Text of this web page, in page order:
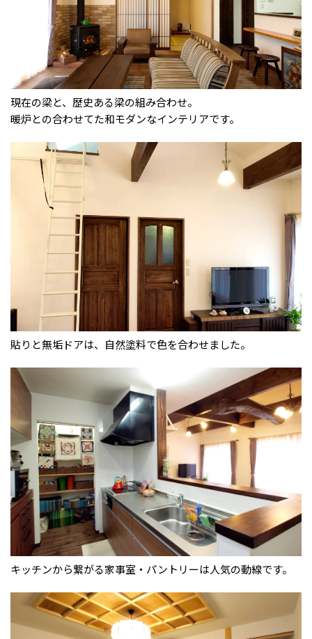
現在の梁と、歴史ある梁の組み合わせ。
暖炉との合わせてた和モダンなインテリアです。
貼りと無垢ドアは、自然塗料で色を合わせました。
キッチンから繋がる家事室・パントリーは人気の動線です。